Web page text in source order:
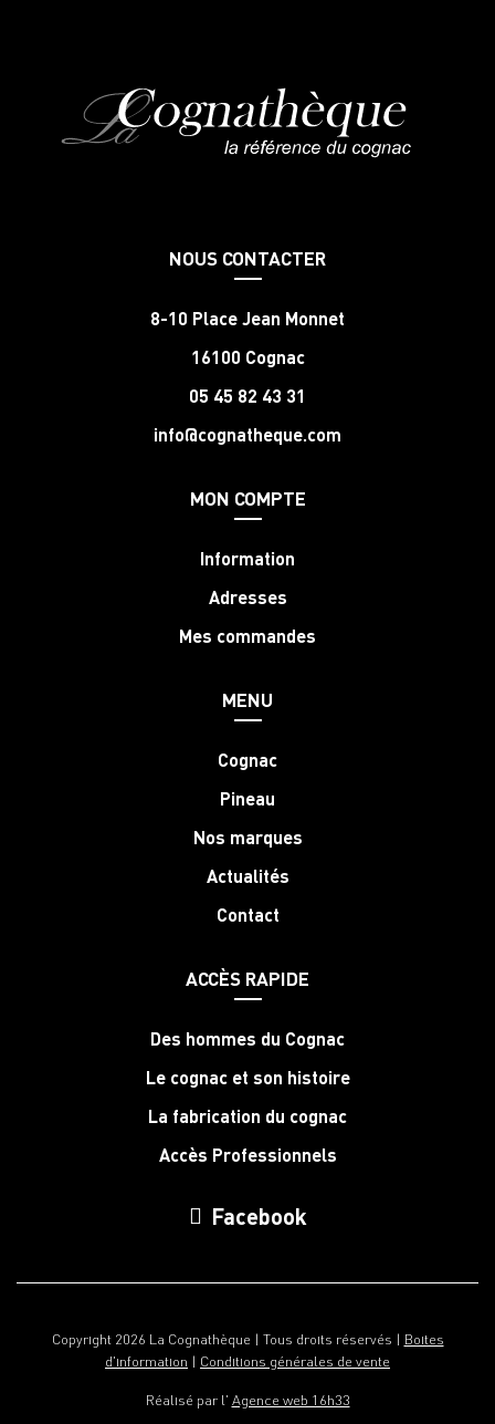
NOUS CONTACTER
8-10 Place Jean Monnet
16100 Cognac
05 45 82 43 31
info@cognatheque.com
MON COMPTE
Information
Adresses
Mes commandes
MENU
Cognac
Pineau
Nos marques
Actualités
Contact
ACCÈS RAPIDE
Des hommes du Cognac
Le cognac et son histoire
La fabrication du cognac
Accès Professionnels
Facebook
Copyright 2026 La Cognathèque | Tous droits réservés | Boites
d'information | Conditions générales de vente
Réalisé par l' Agence web 16h33